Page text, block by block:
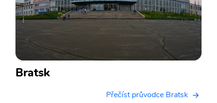
Bratsk
Přečíst průvodce Bratsk